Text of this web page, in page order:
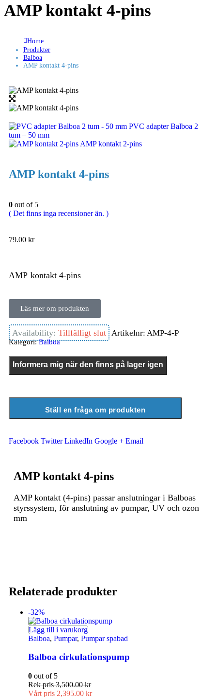
AMP kontakt 4-pins
Home
Produkter
Balboa
AMP kontakt 4-pins
PVC adapter Balboa 2
tum – 50 mm
AMP kontakt 2-pins
AMP kontakt 4-pins
0 out of 5
( Det finns inga recensioner än. )
79.00 kr
AMP kontakt 4-pins
Läs mer om produkten
Availability: Tillfälligt slut Artikelnr: AMP-4-P
Kategori:Balboa
Informera mig när den finns på lager igen
Ställ en fråga om produkten
Facebook Twitter LinkedIn Google + Email
AMP kontakt 4-pins
AMP kontakt (4-pins) passar anslutningar i Balboas
styrssystem, för anslutning av pumpar, UV och ozon
mm
Relaterade produkter
-32%
Lägg till i varukorg
Balboa, Pumpar, Pumpar spabad
Balboa cirkulationspump
0 out of 5
Rek pris3,500.00kr
Vårt pris 2,395.00 kr